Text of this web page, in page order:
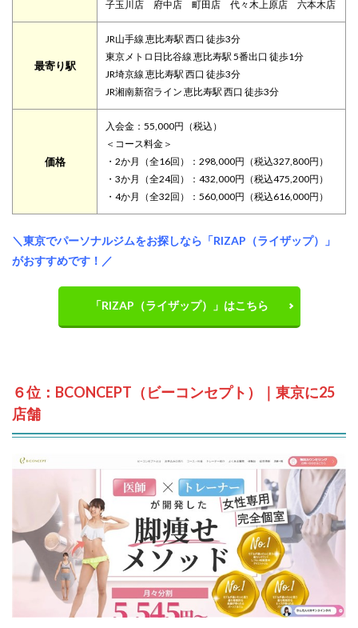
子玉川店 府中店 町田店 代々木上原店 六本木店
最寄り駅
JR山手線 恵比寿駅 西口 徒歩3分
東京メトロ日比谷線 恵比寿駅 5番出口 徒歩1分
JR埼京線 恵比寿駅 西口 徒歩3分
JR湘南新宿ライン 恵比寿駅 西口 徒歩3分
価格
入会金：55,000円（税込）
＜コース料金＞
・2か月（全16回）：298,000円（税込327,800円）
・3か月（全24回）：432,000円（税込475,200円）
・4か月（全32回）：560,000円（税込616,000円）
＼東京でパーソナルジムをお探しなら「RIZAP（ライザップ）」
がおすすめです！／
「RIZAP（ライザップ）」はこちら
６位：BCONCEPT（ビーコンセプト）｜東京に25
店舗